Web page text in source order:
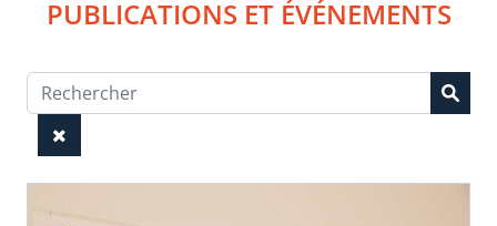
PUBLICATIONS ET ÉVÉNEMENTS